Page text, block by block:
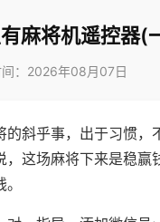
麻将机遥控器(
间：2026年08月07日
斜乎事，出于习惯，
这场麻将下来是稳赢